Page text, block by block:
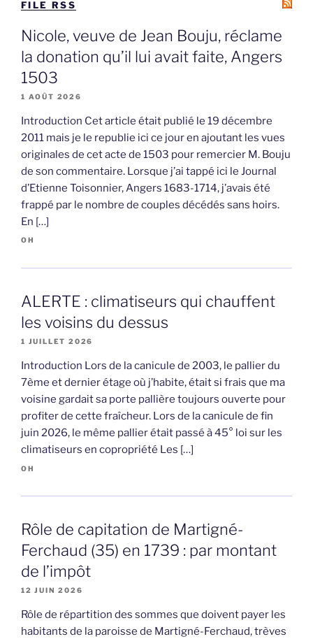
FILE RSS
Nicole, veuve de Jean Bouju, réclame
la donation qu’il lui avait faite, Angers
1503
1 AOÛT 2026
Introduction Cet article était publié le 19 décembre
2011 mais je le republie ici ce jour en ajoutant les vues
originales de cet acte de 1503 pour remercier M. Bouju
de son commentaire. Lorsque j’ai tappé ici le Journal
d’Etienne Toisonnier, Angers 1683-1714, j’avais été
frappé par le nombre de couples décédés sans hoirs.
En […]
OH
ALERTE : climatiseurs qui chauffent
les voisins du dessus
1 JUILLET 2026
Introduction Lors de la canicule de 2003, le pallier du
7ème et dernier étage où j’habite, était si frais que ma
voisine gardait sa porte pallière toujours ouverte pour
profiter de cette fraîcheur. Lors de la canicule de fin
juin 2026, le même pallier était passé à 45° loi sur les
climatiseurs en copropriété Les […]
OH
Rôle de capitation de Martigné-
Ferchaud (35) en 1739 : par montant
de l’impôt
12 JUIN 2026
Rôle de répartition des sommes que doivent payer les
habitants de la paroisse de Martigné-Ferchaud, trèves